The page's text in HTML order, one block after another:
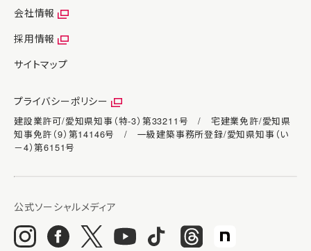
会社情報
採用情報
サイトマップ
プライバシーポリシー
建設業許可/愛知県知事（特-3）第33211号 / 宅建業免許/愛知県
知事免許（9）第14146号 / 一級建築事務所登録/愛知県知事（い
－4）第6151号